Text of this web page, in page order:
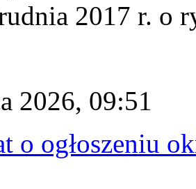
2017 r. o
2026, 09:51
o ogłoszeniu